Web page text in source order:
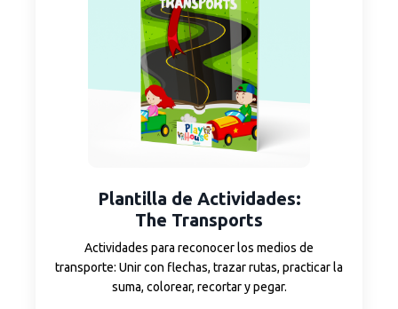
Plantilla de Actividades:
The Transports
Actividades para reconocer los medios de
transporte: Unir con flechas, trazar rutas, practicar la
suma, colorear, recortar y pegar.